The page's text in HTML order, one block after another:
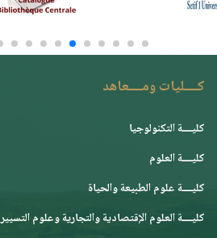
كــــليات ومــــعاهد
كليــــة التكنولوجيا
كليــــة العلوم
كليــــة علوم الطبيعة والحياة
كليــــة العلوم الإقتصادية والتجارية وعلوم التسيير